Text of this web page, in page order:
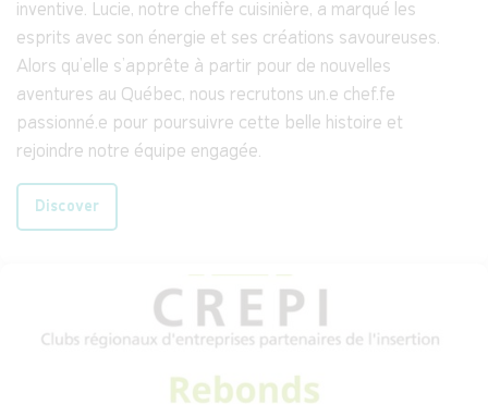
inventive. Lucie, notre cheffe cuisinière, a marqué les
esprits avec son énergie et ses créations savoureuses.
Alors qu’elle s’apprête à partir pour de nouvelles
aventures au Québec, nous recrutons un.e chef.fe
passionné.e pour poursuivre cette belle histoire et
rejoindre notre équipe engagée.
Discover